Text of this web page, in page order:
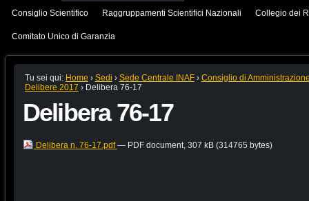
Consiglio Scientifico Raggruppamenti Scientifici Nazionali Collegio dei
Comitato Unico di Garanzia
Tu sei qui: Home › Sedi › Sede Centrale INAF › Consiglio di
Delibere 2017 › Delibera 76-17
Delibera 76-17
Delibera n. 76-17.pdf— PDF document, 307 kB (314765 bytes)